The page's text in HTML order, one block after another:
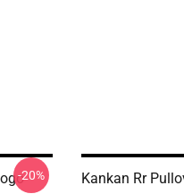
-20% Kankan Rr